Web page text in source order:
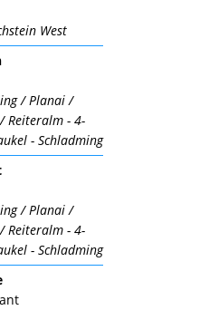
West
/ Planai /
Reiteralm - 4-
- Schladming
/ Planai /
Reiteralm - 4-
- Schladming